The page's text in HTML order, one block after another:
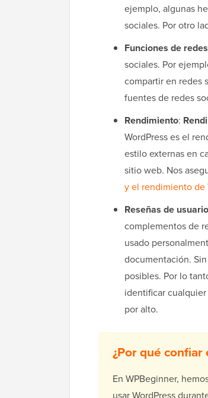
ejemplo, algunas
sociales. Por otro
Funciones de
sociales. Por
compartir en redes
fuentes de redes
Rendimiento:
WordPress es el
estilo externas en
sitio web. Nos
y el rendimiento de
Reseñas de
complementos de
usado
documentación.
posibles. Por lo
identificar
por alto.
¿Por qué confiar
En WPBeginner,